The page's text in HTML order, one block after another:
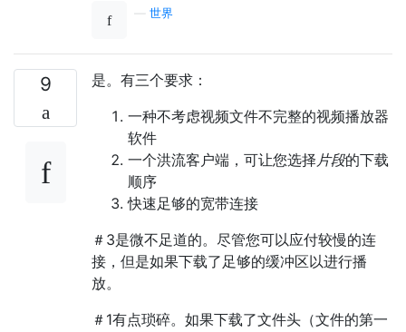
世界
9
是。有三个要求：
一种不考虑视频文件不完整的视频播放器
软件
一个洪流客户端，可让您选择 片段的下载
顺序
快速足够的宽带连接
＃3是微不足道的。尽管您可以应付较慢的连
接，但是如果下载了足够的缓冲区以进行播
放。
＃1有点琐碎。如果下载了文件头（文件的第一